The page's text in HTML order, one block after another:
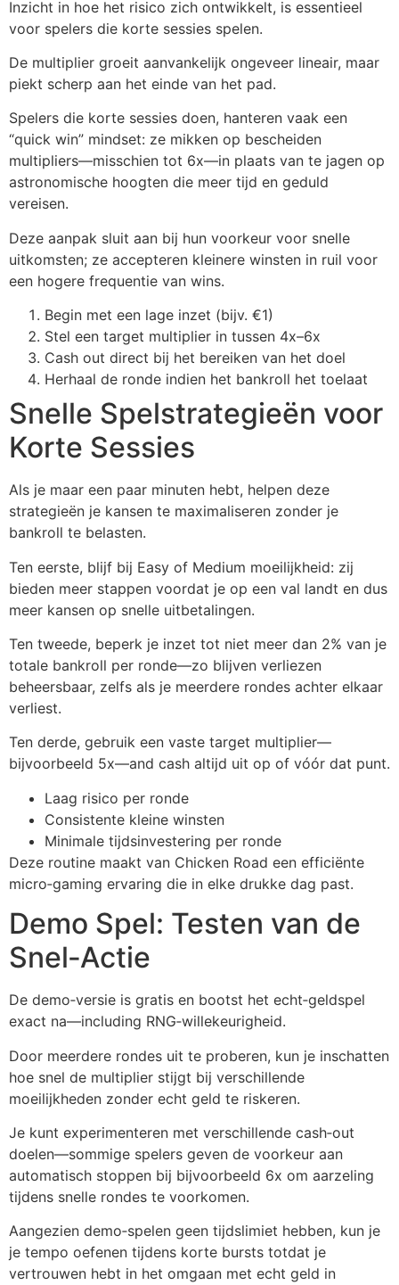
Inzicht in hoe het risico zich ontwikkelt, is essentieel
voor spelers die korte sessies spelen.
De multiplier groeit aanvankelijk ongeveer lineair, maar
piekt scherp aan het einde van het pad.
Spelers die korte sessies doen, hanteren vaak een
“quick win” mindset: ze mikken op bescheiden
multipliers—misschien tot 6x—in plaats van te jagen op
astronomische hoogten die meer tijd en geduld
vereisen.
Deze aanpak sluit aan bij hun voorkeur voor snelle
uitkomsten; ze accepteren kleinere winsten in ruil voor
een hogere frequentie van wins.
Begin met een lage inzet (bijv. €1)
Stel een target multiplier in tussen 4x–6x
Cash out direct bij het bereiken van het doel
Herhaal de ronde indien het bankroll het toelaat
Snelle Spelstrategieën voor
Korte Sessies
Als je maar een paar minuten hebt, helpen deze
strategieën je kansen te maximaliseren zonder je
bankroll te belasten.
Ten eerste, blijf bij Easy of Medium moeilijkheid: zij
bieden meer stappen voordat je op een val landt en dus
meer kansen op snelle uitbetalingen.
Ten tweede, beperk je inzet tot niet meer dan 2% van je
totale bankroll per ronde—zo blijven verliezen
beheersbaar, zelfs als je meerdere rondes achter elkaar
verliest.
Ten derde, gebruik een vaste target multiplier—
bijvoorbeeld 5x—and cash altijd uit op of vóór dat punt.
Laag risico per ronde
Consistente kleine winsten
Minimale tijdsinvestering per ronde
Deze routine maakt van Chicken Road een efficiënte
micro‑gaming ervaring die in elke drukke dag past.
Demo Spel: Testen van de
Snel‑Actie
De demo‑versie is gratis en bootst het echt‑geldspel
exact na—including RNG‑willekeurigheid.
Door meerdere rondes uit te proberen, kun je inschatten
hoe snel de multiplier stijgt bij verschillende
moeilijkheden zonder echt geld te riskeren.
Je kunt experimenteren met verschillende cash‑out
doelen—sommige spelers geven de voorkeur aan
automatisch stoppen bij bijvoorbeeld 6x om aarzeling
tijdens snelle rondes te voorkomen.
Aangezien demo‑spelen geen tijdslimiet hebben, kun je
je tempo oefenen tijdens korte bursts totdat je
vertrouwen hebt in het omgaan met echt geld in